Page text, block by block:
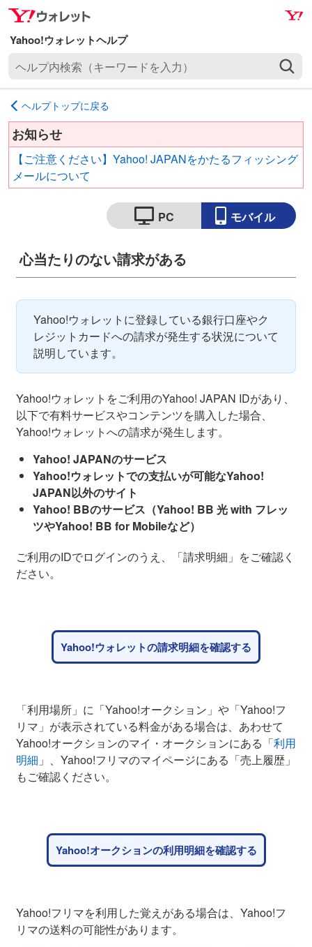
ナ
ビ
ゲ
ー
ョ
ン
へ
ス
ッ
メ
イ
ン
コ
テ
ン
ツ
へ
キ
プ
内
検
索
キ
入
ヘルプトップに戻る
お知らせ
【ご注意ください】Yahoo! JAPANをかたるフィッシング
メールについて
PC モバイル
心当たりのない請求がある
Yahoo!ウォレットに登録している銀行口座やク
レジットカードへの請求が発生する状況について
説明しています。
Yahoo!ウォレットをご利用のYahoo! JAPAN IDがあり、
以下で有料サービスやコンテンツを購入した場合、
Yahoo!ウォレットへの請求が発生します。
Yahoo! JAPANのサービス
Yahoo!ウォレットでの支払いが可能なYahoo!
JAPAN以外のサイト
Yahoo! BBのサービス（Yahoo! BB 光 with フレッ
ツやYahoo! BB for Mobileなど）
ご利用のIDでログインのうえ、「請求明細」をご確認く
ださい。
Yahoo!ウォレットの請求明細を確認する
「利用場所」に「Yahoo!オークション」や「Yahoo!フ
リマ」が表示されている料金がある場合は、あわせて
Yahoo!オークションのマイ・オークションにある「利用
明細 」、Yahoo!フリマのマイページにある「売上履歴」
もご確認ください。
Yahoo!オークションの利用明細を確認する
Yahoo!フリマを利用した覚えがある場合は、Yahoo!フ
リマの送料の可能性があります。